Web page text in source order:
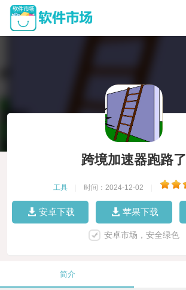
跨境加速器跑路了
工具 时间：2024-12-02
安卓下载 苹果下载
安卓市场，安全绿色
简介